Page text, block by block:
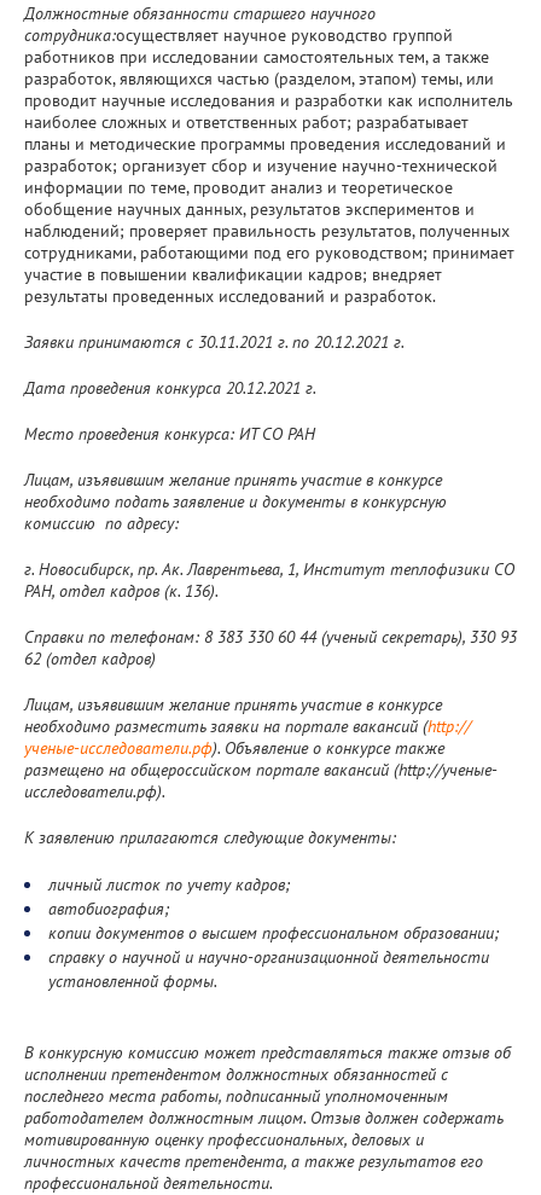
Должностные обязанности старшего научного
сотрудника:осуществляет научное руководство группой
работников при исследовании самостоятельных тем, а также
разработок, являющихся частью (разделом, этапом) темы, или
проводит научные исследования и разработки как исполнитель
наиболее сложных и ответственных работ; разрабатывает
планы и методические программы проведения исследований и
разработок; организует сбор и изучение научно-технической
информации по теме, проводит анализ и теоретическое
обобщение научных данных, результатов экспериментов и
наблюдений; проверяет правильность результатов, полученных
сотрудниками, работающими под его руководством; принимает
участие в повышении квалификации кадров; внедряет
результаты проведенных исследований и разработок.
Заявки принимаются с 30.11.2021 г. по 20.12.2021 г.
Дата проведения конкурса 20.12.2021 г.
Место проведения конкурса: ИТ СО РАН
Лицам, изъявившим желание принять участие в конкурсе
необходимо подать заявление и документы в конкурсную
комиссию по адресу:
г. Новосибирск, пр. Ак. Лаврентьева, 1, Институт теплофизики СО
РАН, отдел кадров (к. 136).
Справки по телефонам: 8 383 330 60 44 (ученый секретарь), 330 93
62 (отдел кадров)
Лицам, изъявившим желание принять участие в конкурсе
необходимо разместить заявки на портале вакансий (http://
ученые-исследователи.рф). Объявление о конкурсе также
размещено на общероссийском портале вакансий (http://ученые-
исследователи.рф).
К заявлению прилагаются следующие документы:
личный листок по учету кадров;
автобиография;
копии документов о высшем профессиональном образовании;
справку о научной и научно-организационной деятельности
установленной формы.
В конкурсную комиссию может представляться также отзыв об
исполнении претендентом должностных обязанностей с
последнего места работы, подписанный уполномоченным
работодателем должностным лицом. Отзыв должен содержать
мотивированную оценку профессиональных, деловых и
личностных качеств претендента, а также результатов его
профессиональной деятельности.